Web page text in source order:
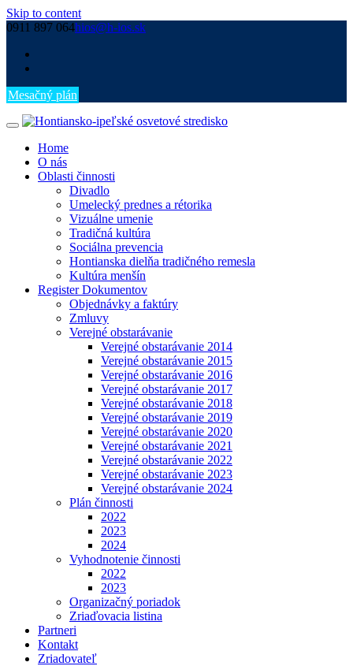
Skip to content
0911 897 064hios@h-ios.sk
Mesačný plán
Home
O nás
Oblasti činnosti
Divadlo
Umelecký prednes a rétorika
Vizuálne umenie
Tradičná kultúra
Sociálna prevencia
Hontianska dielňa tradičného remesla
Kultúra menšín
Register Dokumentov
Objednávky a faktúry
Zmluvy
Verejné obstarávanie
Verejné obstarávanie 2014
Verejné obstarávanie 2015
Verejné obstarávanie 2016
Verejné obstarávanie 2017
Verejné obstarávanie 2018
Verejné obstarávanie 2019
Verejné obstarávanie 2020
Verejné obstarávanie 2021
Verejné obstarávanie 2022
Verejné obstarávanie 2023
Verejné obstarávanie 2024
Plán činnosti
2022
2023
2024
Vyhodnotenie činnosti
2022
2023
Organizačný poriadok
Zriaďovacia listina
Partneri
Kontakt
Zriadovateľ